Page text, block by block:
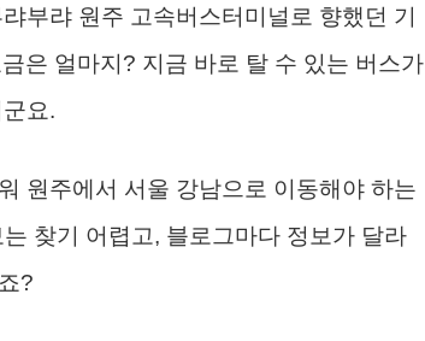
부랴 원주 고속버스터미널로 향했던 기
은 얼마지? 지금 바로 탈 수 있는 버스가
요.
원주에서 서울 강남으로 이동해야 하는
찾기 어렵고, 블로그마다 정보가 달라
?